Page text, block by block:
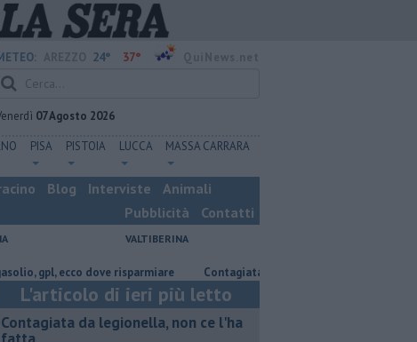
24° 37°
07 Agosto 2026
PISA PISTOIA LUCCA MASSA CARRARA
Blog Interviste
Animali
Pubblicità
Contatti
VALTIBERINA
ecco dove risparmiare Contagiata da legionella, non ce l'ha fatta
L'articolo di ieri più letto
Contagiata da legionella, non ce l'ha